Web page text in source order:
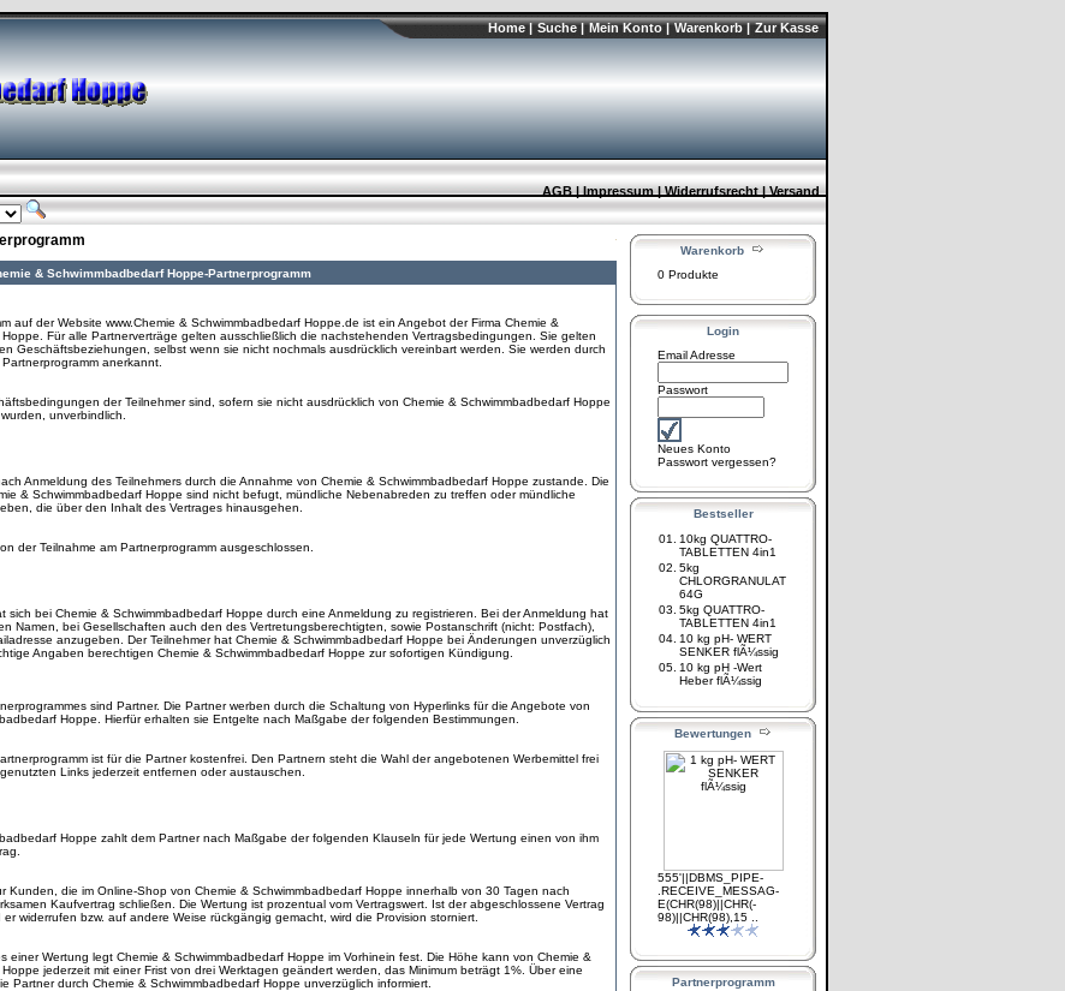
Home | Suche | Mein Konto | Warenkorb | Zur Kasse
AGB |Impressum |Widerrufsrecht |Versand
& Schwimmbadbedarf Hoppe-Partnerprogramm
auf der Website www.Chemie & Schwimmbadbedarf Hoppe.de ist ein Angebot der Firma Chemie &
Für alle Partnerverträge gelten ausschließlich die nachstehenden Vertragsbedingungen. Sie gelten
Geschäftsbeziehungen, selbst wenn sie nicht nochmals ausdrücklich vereinbart werden. Sie werden durch
anerkannt.
der Teilnehmer sind, sofern sie nicht ausdrücklich von Chemie & Schwimmbadbedarf Hoppe
unverbindlich.
Anmeldung des Teilnehmers durch die Annahme von Chemie & Schwimmbadbedarf Hoppe zustande. Die
& Schwimmbadbedarf Hoppe sind nicht befugt, mündliche Nebenabreden zu treffen oder mündliche
die über den Inhalt des Vertrages hinausgehen.
der Teilnahme am Partnerprogramm ausgeschlossen.
sich bei Chemie & Schwimmbadbedarf Hoppe durch eine Anmeldung zu registrieren. Bei der Anmeldung hat
Namen, bei Gesellschaften auch den des Vertretungsberechtigten, sowie Postanschrift (nicht: Postfach),
anzugeben. Der Teilnehmer hat Chemie & Schwimmbadbedarf Hoppe bei Änderungen unverzüglich
Angaben berechtigen Chemie & Schwimmbadbedarf Hoppe zur sofortigen Kündigung.
sind Partner. Die Partner werben durch die Schaltung von Hyperlinks für die Angebote von
Hoppe. Hierfür erhalten sie Entgelte nach Maßgabe der folgenden Bestimmungen.
ist für die Partner kostenfrei. Den Partnern steht die Wahl der angebotenen Werbemittel frei
Links jederzeit entfernen oder austauschen.
Hoppe zahlt dem Partner nach Maßgabe der folgenden Klauseln für jede Wertung einen von ihm
Kunden, die im Online-Shop von Chemie & Schwimmbadbedarf Hoppe innerhalb von 30 Tagen nach
Kaufvertrag schließen. Die Wertung ist prozentual vom Vertragswert. Ist der abgeschlossene Vertrag
er widerrufen bzw. auf andere Weise rückgängig gemacht, wird die Provision storniert.
einer Wertung legt Chemie & Schwimmbadbedarf Hoppe im Vorhinein fest. Die Höhe kann von Chemie &
jederzeit mit einer Frist von drei Werktagen geändert werden, das Minimum beträgt 1%. Über eine
Partner durch Chemie & Schwimmbadbedarf Hoppe unverzüglich informiert.
Warenkorb
0 Produkte
Login
Email Adresse
Passwort
Neues Konto
Passwort vergessen?
Bestseller
01.
10kg QUATTRO-
TABLETTEN 4in1
02. 5kg
CHLORGRANULAT
64G
03. 5kg QUATTRO-
TABLETTEN 4in1
04. 10 kg pH- WERT
SENKER flÃ¼ssig
05. 10 kg pH -Wert
Heber flÃ¼ssig
Bewertungen
555'||DBMS_PIPE-
.RECEIVE_MESSAG-
E(CHR(98)||CHR(-
98)||CHR(98),15 ..
Partnerprogramm